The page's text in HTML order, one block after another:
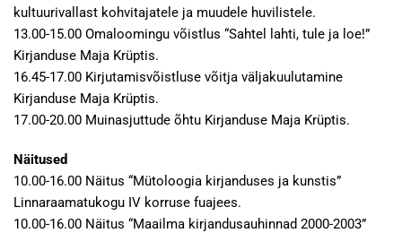
kultuurivallast kohvitajatele ja muudele huvilistele.
13.00-15.00 Omaloomingu võistlus “Sahtel lahti, tule ja loe!”
Kirjanduse Maja Krüptis.
16.45-17.00 Kirjutamisvõistluse võitja väljakuulutamine
Kirjanduse Maja Krüptis.
17.00-20.00 Muinasjuttude õhtu Kirjanduse Maja Krüptis.
Näitused
10.00-16.00 Näitus “Mütoloogia kirjanduses ja kunstis”
Linnaraamatukogu IV korruse fuajees.
10.00-16.00 Näitus “Maailma kirjandusauhinnad 2000-2003”